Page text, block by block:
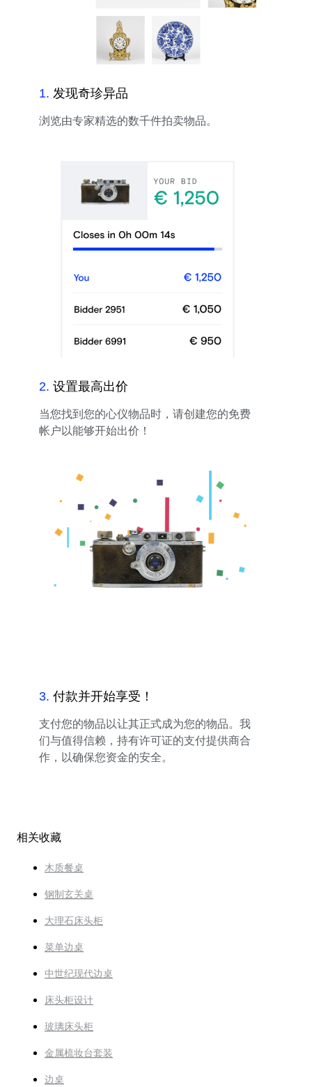
1. 发现奇珍异品
浏览由专家精选的数千件拍卖物品。
2. 设置最高出价
当您找到您的心仪物品时，请创建您的免费
帐户以能够开始出价！
3. 付款并开始享受！
支付您的物品以让其正式成为您的物品。我
们与值得信赖，持有许可证的支付提供商合
作，以确保您资金的安全。
相关收藏
木质餐桌
钢制玄关桌
大理石床头柜
菜单边桌
中世纪现代边桌
床头柜设计
玻璃床头柜
金属梳妆台套装
边桌